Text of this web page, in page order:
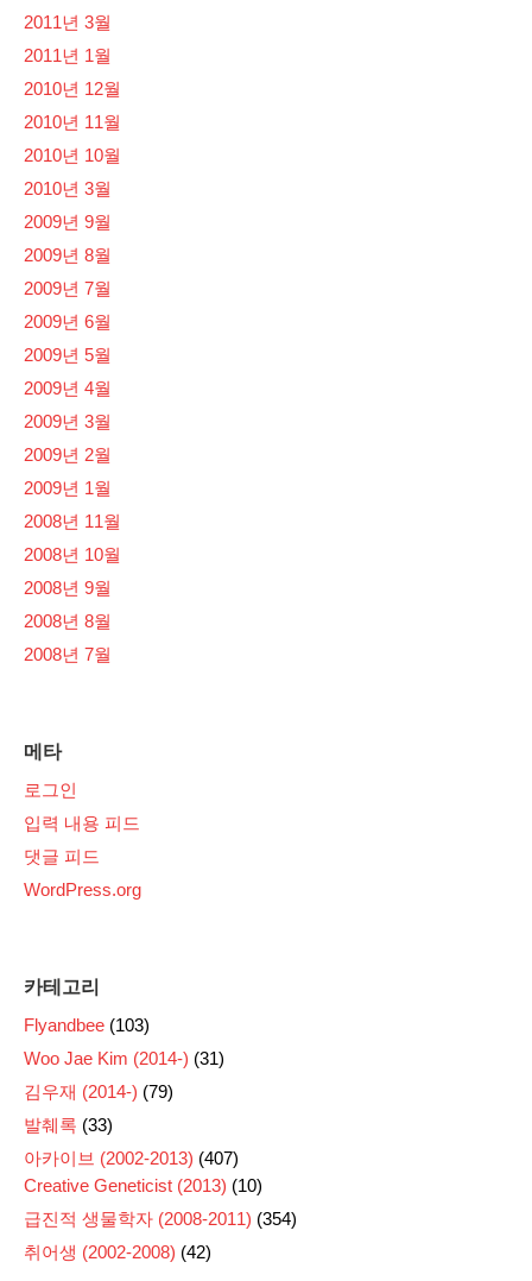
2011년 3월
2011년 1월
2010년 12월
2010년 11월
2010년 10월
2010년 3월
2009년 9월
2009년 8월
2009년 7월
2009년 6월
2009년 5월
2009년 4월
2009년 3월
2009년 2월
2009년 1월
2008년 11월
2008년 10월
2008년 9월
2008년 8월
2008년 7월
메타
로그인
입력 내용 피드
댓글 피드
WordPress.org
카테고리
Flyandbee (103)
Woo Jae Kim (2014-) (31)
김우재 (2014-) (79)
발췌록 (33)
아카이브 (2002-2013) (407)
Creative Geneticist (2013) (10)
급진적 생물학자 (2008-2011) (354)
취어생 (2002-2008) (42)